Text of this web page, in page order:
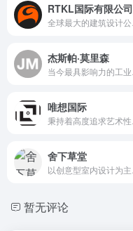
RTKL国际有限公司
杰斯帕·莫里森
唯想国际
舍下草堂
暂无评论